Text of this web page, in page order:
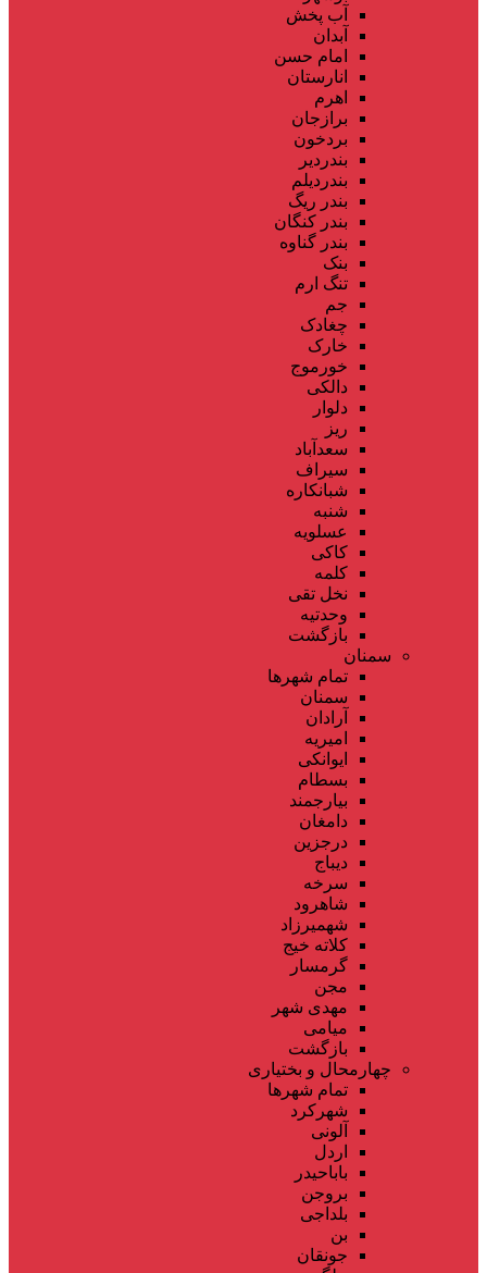
آب پخش
آبدان
امام حسن
انارستان
اهرم
برازجان
بردخون
بندردیر
بندردیلم
بندر ریگ
بندر کنگان
بندر گناوه
بنک
تنگ ارم
جم
چغادک
خارک
خورموج
دالکی
دلوار
ریز
سعدآباد
سیراف
شبانکاره
شنبه
عسلویه
کاکی
کلمه
نخل تقی
وحدتیه
بازگشت
سمنان
تمام شهر‌ها
سمنان
آرادان
امیریه
ایوانکی
بسطام
بیارجمند
دامغان
درجزین
دیباج
سرخه
شاهرود
شهمیرزاد
کلاته خیج
گرمسار
مجن
مهدی شهر
میامی
بازگشت
چهارمحال و بختیاری
تمام شهر‌ها
شهرکرد
آلونی
اردل
باباحیدر
بروجن
بلداجی
بن
جونقان